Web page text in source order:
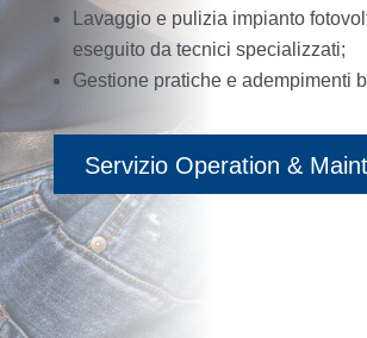
Lavaggio e pulizia impianto
eseguito da tecnici specializzati;
Gestione pratiche e adempimenti
Servizio Operation &